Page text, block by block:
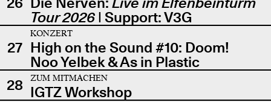
Tour 2026| Support: V3G
27
KONZERT
High on the Sound #10: Doom!
Noo Yelbek & As in Plastic
28
ZUM MITMACHEN
IGTZ Workshop